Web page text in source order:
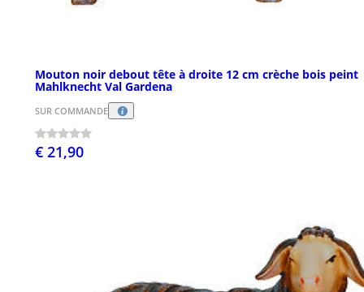
Mouton noir debout tête à droite 12 cm crèche bois peint
Mahlknecht Val Gardena
SUR COMMANDE
€ 21,90